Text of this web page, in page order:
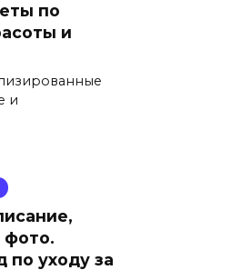
по
и
и
фото.
по уходу за